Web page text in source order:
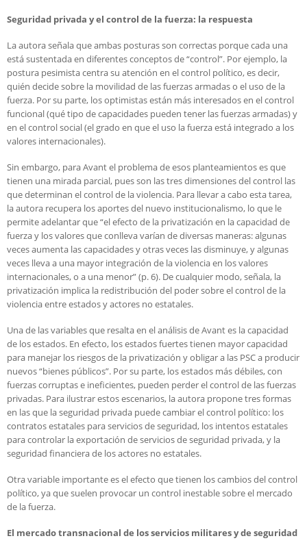
Seguridad privada y el control de la fuerza: la respuesta
La autora señala que ambas posturas son correctas porque cada una
está sustentada en diferentes conceptos de “control”. Por ejemplo, la
postura pesimista centra su atención en el control político, es decir,
quién decide sobre la movilidad de las fuerzas armadas o el uso de la
fuerza. Por su parte, los optimistas están más interesados en el control
funcional (qué tipo de capacidades pueden tener las fuerzas armadas) y
en el control social (el grado en que el uso la fuerza está integrado a los
valores internacionales).
Sin embargo, para Avant el problema de esos planteamientos es que
tienen una mirada parcial, pues son las tres dimensiones del control las
que determinan el control de la violencia. Para llevar a cabo esta tarea,
la autora recupera los aportes del nuevo institucionalismo, lo que le
permite adelantar que “el efecto de la privatización en la capacidad de
fuerza y los valores que conlleva varían de diversas maneras: algunas
veces aumenta las capacidades y otras veces las disminuye, y algunas
veces lleva a una mayor integración de la violencia en los valores
internacionales, o a una menor” (p. 6). De cualquier modo, señala, la
privatización implica la redistribución del poder sobre el control de la
violencia entre estados y actores no estatales.
Una de las variables que resalta en el análisis de Avant es la capacidad
de los estados. En efecto, los estados fuertes tienen mayor capacidad
para manejar los riesgos de la privatización y obligar a las PSC a producir
nuevos “bienes públicos”. Por su parte, los estados más débiles, con
fuerzas corruptas e ineficientes, pueden perder el control de las fuerzas
privadas. Para ilustrar estos escenarios, la autora propone tres formas
en las que la seguridad privada puede cambiar el control político: los
contratos estatales para servicios de seguridad, los intentos estatales
para controlar la exportación de servicios de seguridad privada, y la
seguridad financiera de los actores no estatales.
Otra variable importante es el efecto que tienen los cambios del control
político, ya que suelen provocar un control inestable sobre el mercado
de la fuerza.
El mercado transnacional de los servicios militares y de seguridad